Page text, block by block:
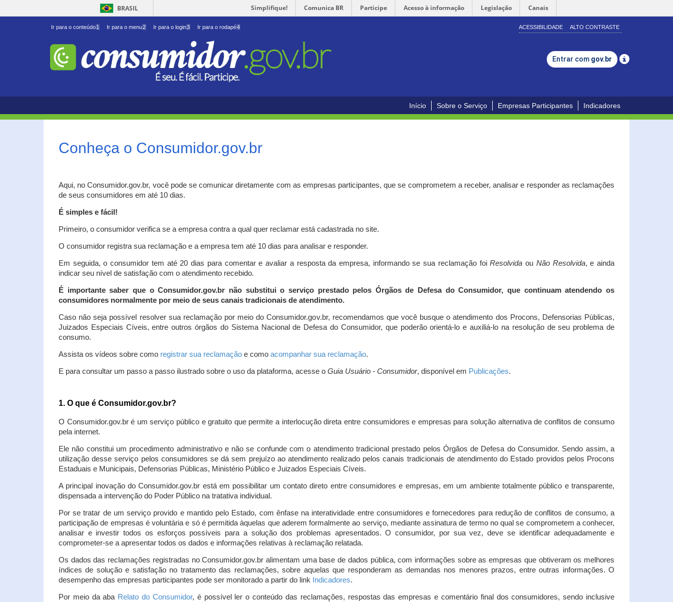
BRASIL Simplifique! Comunica BR Participe Acesso à informação Legislação Canais
Ir para o conteúdo1 Ir para o menu2 Ir para o login3 Ir para o rodapé4 ACESSIBILIDADE ALTO CONTRASTE
Entrar com gov.br
Início Sobre o Serviço Empresas Participantes Indicadores
Conheça o Consumidor.gov.br
Aqui, no Consumidor.gov.br, você pode se comunicar diretamente com as empresas participantes, que se comprometem a receber, analisar e responder as reclamações
de seus consumidores em até 10 dias.
É simples e fácil!
Primeiro, o consumidor verifica se a empresa contra a qual quer reclamar está cadastrada no site.
O consumidor registra sua reclamação e a empresa tem até 10 dias para analisar e responder.
Em seguida, o consumidor tem até 20 dias para comentar e avaliar a resposta da empresa, informando se sua reclamação foiResolvida ou Não Resolvida, e ainda
indicar seu nível de satisfação com o atendimento recebido.
É importante saber que o Consumidor.gov.br não substitui o serviço prestado pelos Órgãos de Defesa do Consumidor, que continuam atendendo os
consumidores normalmente por meio de seus canais tradicionais de atendimento.
Caso não seja possível resolver sua reclamação por meio do Consumidor.gov.br, recomendamos que você busque o atendimento dos Procons, Defensorias Públicas,
Juizados Especiais Cíveis, entre outros órgãos do Sistema Nacional de Defesa do Consumidor, que poderão orientá-lo e auxiliá-lo na resolução de seu problema de
consumo.
Assista os vídeos sobre como registrar sua reclamação e como acompanhar sua reclamação.
E para consultar um passo a passo ilustrado sobre o uso da plataforma, acesse o Guia Usuário - Consumidor, disponível em Publicações.
1. O que é Consumidor.gov.br?
O Consumidor.gov.br é um serviço público e gratuito que permite a interlocução direta entre consumidores e empresas para solução alternativa de conflitos de consumo
pela internet.
Ele não constitui um procedimento administrativo e não se confunde com o atendimento tradicional prestado pelos Órgãos de Defesa do Consumidor. Sendo assim, a
utilização desse serviço pelos consumidores se dá sem prejuízo ao atendimento realizado pelos canais tradicionais de atendimento do Estado providos pelos Procons
Estaduais e Municipais, Defensorias Públicas, Ministério Público e Juizados Especiais Cíveis.
A principal inovação do Consumidor.gov.br está em possibilitar um contato direto entre consumidores e empresas, em um ambiente totalmente público e transparente,
dispensada a intervenção do Poder Público na tratativa individual.
Por se tratar de um serviço provido e mantido pelo Estado, com ênfase na interatividade entre consumidores e fornecedores para redução de conflitos de consumo, a
participação de empresas é voluntária e só é permitida àquelas que aderem formalmente ao serviço, mediante assinatura de termo no qual se comprometem a conhecer,
analisar e investir todos os esforços possíveis para a solução dos problemas apresentados. O consumidor, por sua vez, deve se identificar adequadamente e
comprometer-se a apresentar todos os dados e informações relativas à reclamação relatada.
Os dados das reclamações registradas no Consumidor.gov.br alimentam uma base de dados pública, com informações sobre as empresas que obtiveram os melhores
índices de solução e satisfação no tratamento das reclamações, sobre aquelas que responderam as demandas nos menores prazos, entre outras informações. O
desempenho das empresas participantes pode ser monitorado a partir do link
Indicadores.
Por meio da aba Relato do Consumidor, é possível ler o conteúdo das reclamações, respostas das empresas e comentário final dos consumidores, sendo inclusive